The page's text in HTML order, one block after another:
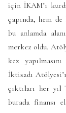
için İKAM’ı
çapında, hem
bu anlamda
merkez oldu.
kez
İktisadı
çıktıları her
burada finansı